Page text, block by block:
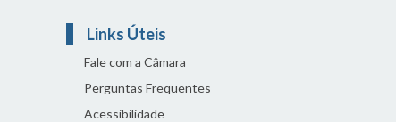
Links Úteis
Fale com a Câmara
Perguntas Frequentes
Acessibilidade